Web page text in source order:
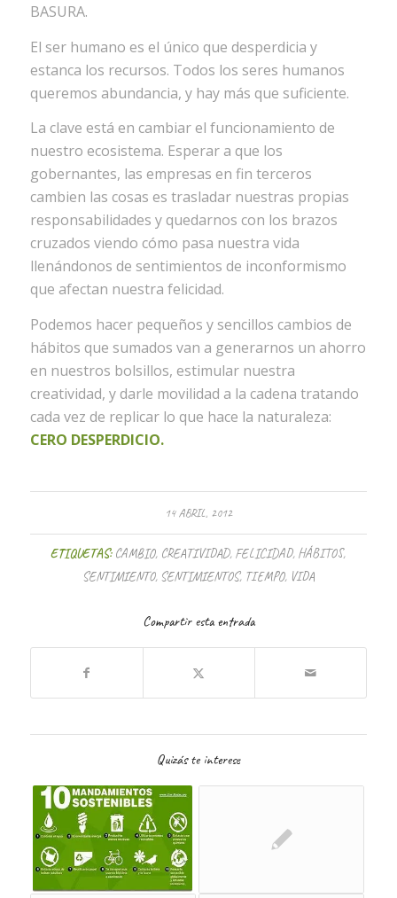
BASURA.
El ser humano es el único que desperdicia y
estanca los recursos. Todos los seres humanos
queremos abundancia, y hay más que suficiente.
La clave está en cambiar el funcionamiento de
nuestro ecosistema. Esperar a que los
gobernantes, las empresas en fin terceros
cambien las cosas es trasladar nuestras propias
responsabilidades y quedarnos con los brazos
cruzados viendo cómo pasa nuestra vida
llenándonos de sentimientos de inconformismo
que afectan nuestra felicidad.
Podemos hacer pequeños y sencillos cambios de
hábitos que sumados van a generarnos un ahorro
en nuestros bolsillos, estimular nuestra
creatividad, y darle movilidad a la cadena tratando
cada vez de replicar lo que hace la naturaleza:
CERO DESPERDICIO.
14 ABRIL, 2012
ETIQUETAS: CAMBIO, CREATIVIDAD, FELICIDAD, HÁBITOS,
SENTIMIENTO, SENTIMIENTOS, TIEMPO, VIDA
Compartir esta entrada
Quizás te interese